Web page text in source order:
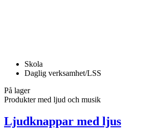
Skola
Daglig verksamhet/LSS
På lager
Produkter med ljud och musik
Ljudknappar med ljus